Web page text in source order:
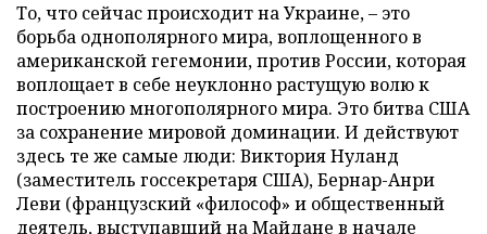
То, что сейчас происходит на Украине, – это
борьба однополярного мира, воплощенного в
американской гегемонии, против России, которая
воплощает в себе неуклонно растущую волю к
построению многополярного мира. Это битва США
за сохранение мировой доминации. И действуют
здесь те же самые люди: Виктория Нуланд
(заместитель госсекретаря США), Бернар-Анри
Леви (французский «философ» и общественный
деятель, выступавший на Майдане в начале